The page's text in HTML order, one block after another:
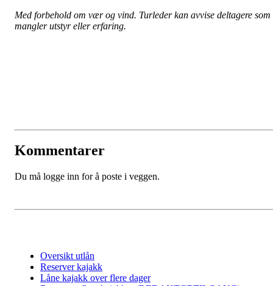
Med forbehold om vær og vind. Turleder kan avvise deltagere som
mangler utstyr eller erfaring.
Kommentarer
Du må logge inn for å poste i veggen.
Oversikt utlån
Reserver kajakk
Låne kajakk over flere dager